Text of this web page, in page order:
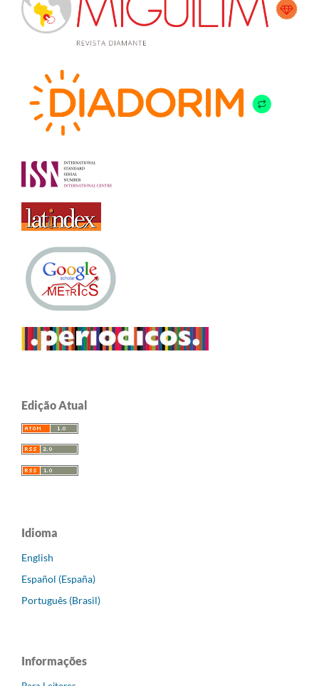
Edição Atual
Idioma
English
Español (España)
Português (Brasil)
Informações